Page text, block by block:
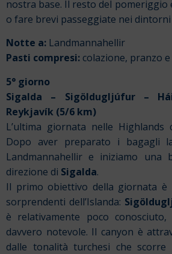
nostra base. Il resto del
o fare brevi passeggiate nei dintorni
Notte a: Landmannahellir
Pasti compresi: colazione, pranzo e
5° giorno
Sigalda – Sigöldugljúfur –
Reykjavík (5/6 km)
L’ultima giornata nelle Highlands
Dopo aver preparato i bagagli
Landmannahellir e iniziamo una
direzione di Sigalda.
Il primo obiettivo della giornata è
sorprendenti dell’Islanda:
è relativamente poco
davvero notevole. Il canyon è
dalle tonalità turchesi che